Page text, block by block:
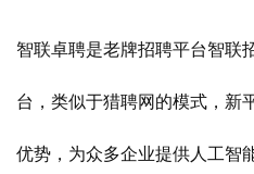
智联卓聘是老牌招聘平台智联
台，类似于猎聘网的模式，新
优势，为众多企业提供人工智